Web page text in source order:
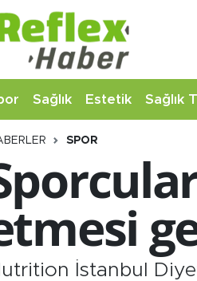
Sağlık Estetik Sağlık
SPOR
İstanbul
Eğlence
Ligi Puan Durumu ve